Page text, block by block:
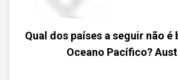
Qual dos países a seguir não é
Oceano Pacífico?